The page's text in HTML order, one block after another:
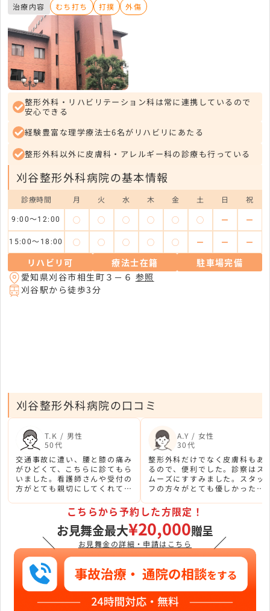
治療内容 むち打ち 打撲 外傷
整形外科・リハビリテーション科は常に連携しているので
安心できる
経験豊富な理学療法士6名がリハビリにあたる
整形外科以外に皮膚科・アレルギー科の診療も行っている
刈谷整形外科病院の基本情報
診療時間 月 火 水 木 金 土 日 祝
9:00～12:00 ◯ ◯ ◯ ◯ ◯ ◯ ー ー
15:00～18:00 ◯ ◯ ◯ ◯ ◯ ー ー ー
リハビリ可 療法士在籍
駐車場完備
愛知県刈谷市相生町３－６ 参照
刈谷駅から徒歩3分
刈谷整形外科病院の口コミ
T.K / 男性
50代
交通事故に遭い、腰と膝の痛み
がひどくて、こちらに診てもら
いました。看護師さんや受付の
方がとても親切にしてくれて優
A.Y / 女性
30代
整形外科だけでなく皮膚科もあ
るので、便利でした。診察はス
ムーズにすすみました。スタッ
フの方々がとても優しかったで
＼
こちらから予約した方限定！
お見舞金最大¥20,000贈呈
お見舞金の詳細・申請はこちら ／